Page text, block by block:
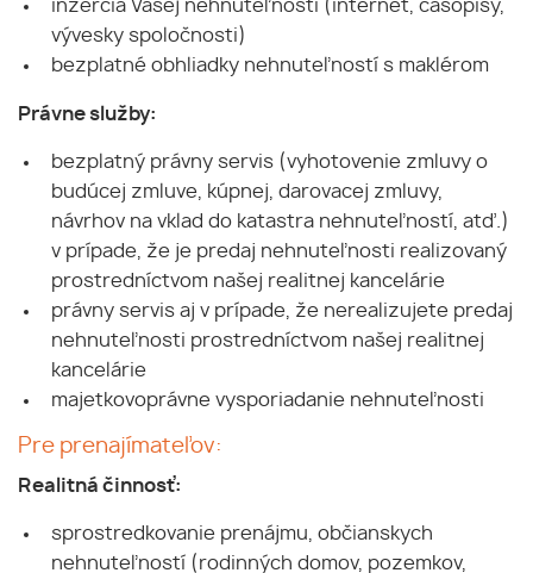
inzercia Vašej nehnuteľnosti (internet, časopisy,
vývesky spoločnosti)
bezplatné obhliadky nehnuteľností s maklérom
Právne služby:
bezplatný právny servis (vyhotovenie zmluvy o
budúcej zmluve, kúpnej, darovacej zmluvy,
návrhov na vklad do katastra nehnuteľností, atď.)
v prípade, že je predaj nehnuteľnosti realizovaný
prostredníctvom našej realitnej kancelárie
právny servis aj v prípade, že nerealizujete predaj
nehnuteľnosti prostredníctvom našej realitnej
kancelárie
majetkovoprávne vysporiadanie nehnuteľnosti
Pre prenajímateľov:
Realitná činnosť:
sprostredkovanie prenájmu, občianskych
nehnuteľností (rodinných domov, pozemkov,